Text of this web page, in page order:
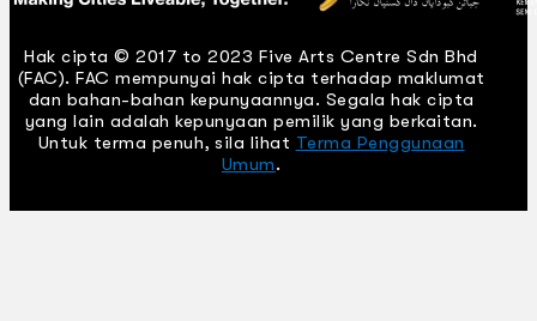
Hak cipta © 2017 to 2023 Five Arts Centre Sdn Bhd
(FAC). FAC mempunyai hak cipta terhadap maklumat
dan bahan-bahan kepunyaannya. Segala hak cipta
yang lain adalah kepunyaan pemilik yang berkaitan.
Untuk terma penuh, sila lihat Terma Penggunaan
Umum.